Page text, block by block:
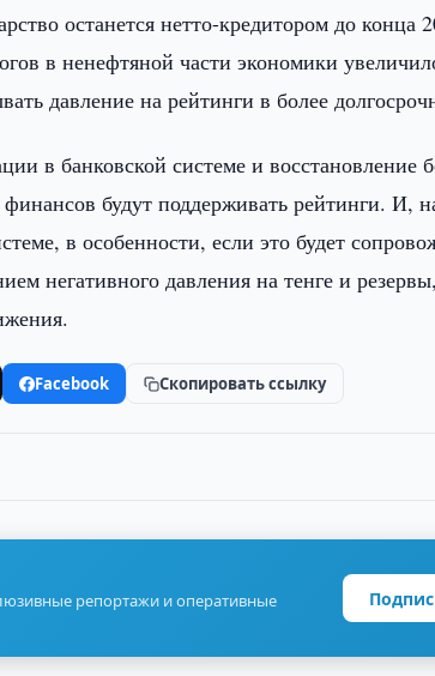
останется нетто-кредитором до конца
в ненефтяной части экономики
давление на рейтинги в более
в банковской системе и
будут поддерживать рейтинги. И,
в особенности, если это будет
негативного давления на тенге и
Facebook Скопировать ссылку
репортажи и оперативные